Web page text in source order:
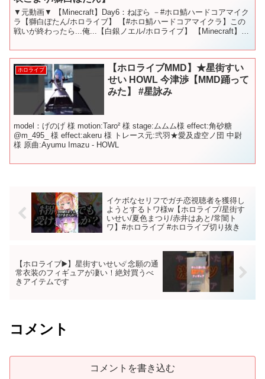
▼元動画▼ 【Minecraft】Day6：ねぽら －#ホロ鯖ハードコアマイク
ラ【獅白ぼたん/ホロライブ】 【#ホロ鯖ハードコアマイクラ】この
戦いが終わったら...俺...【白銀ノエル/ホロライブ】 【Minecraft】ハ
ホロライブ
【ホロライブMMD】★星街すい
せい HOWL 今津渉【MMD踊って
みた】 #星詠み
model：げのげ 様 motion:Taro² 様 stage:ムムム様 effect:角砂糖
@m_495_ 様 effect:akeru 様 トレース元:弐羽★愛及虚空ノ団 中尉
様 原曲:Ayumu Imazu - HOWL
イケボなセリフでガチ恋視聴者を獲得し
ようとするトワ様w【ホロライブ/星街す
いせい/夏色まつり/赤井はあと/常闇ト
ワ】#ホロライブ #ホロライブ切り抜き
【ホロライブ▶️】星街すいせい☄️念願の通
常衣装のフィギュアが凄い！絶対買うべ
きアイテムです
コメント
コメントを書き込む